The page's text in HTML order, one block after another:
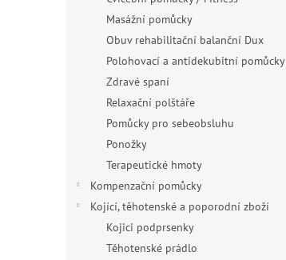
Masážní pomůcky
Obuv rehabilitační balanční Dux
Polohovací a antidekubitní pomůcky
Zdravé spaní
Relaxační polštáře
Pomůcky pro sebeobsluhu
Ponožky
Terapeutické hmoty
Kompenzační pomůcky
Kojící, těhotenské a poporodní zboží
Kojici podprsenky
Těhotenské prádlo